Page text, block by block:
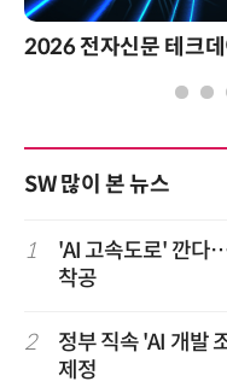
2026 전자신문 테크데
SW 많이 본 뉴스
1
'AI 고속도로' 깐다
착공
2
정부 직속 'AI 개발
제정